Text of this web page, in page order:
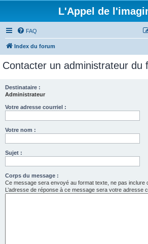
L'Appel de
FAQ
Index du forum
Contacter un administrateur du
Destinataire :
Administrateur
Votre adresse courriel :
Votre nom :
Sujet :
Corps du message :
Ce message sera envoyé au format texte, ne pas inclure
L’adresse de réponse à ce message sera votre adresse